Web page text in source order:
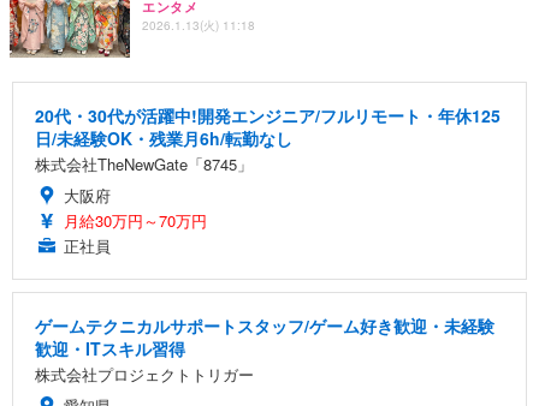
エンタメ
2026.1.13(火) 11:18
20代・30代が活躍中!開発エンジニア/フルリモート・年休125
日/未経験OK・残業月6h/転勤なし
株式会社TheNewGate「8745」
大阪府
月給30万円～70万円
正社員
ゲームテクニカルサポートスタッフ/ゲーム好き歓迎・未経験
歓迎・ITスキル習得
株式会社プロジェクトトリガー